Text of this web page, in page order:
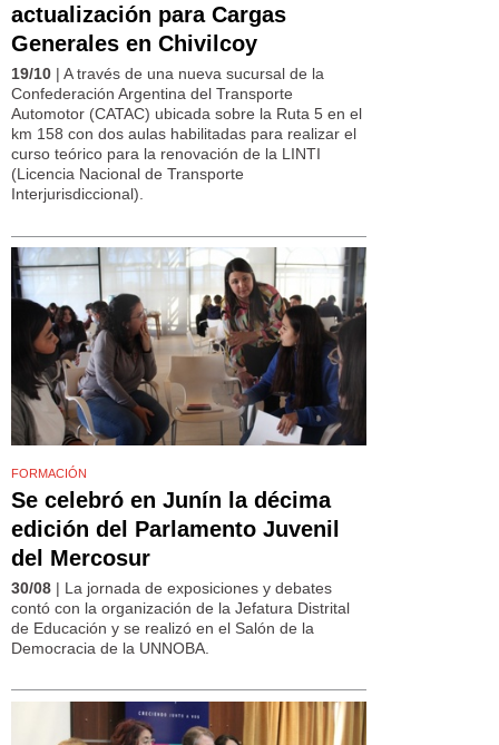
actualización para Cargas
Generales en Chivilcoy
19/10 | A través de una nueva sucursal de la
Confederación Argentina del Transporte
Automotor (CATAC) ubicada sobre la Ruta 5 en el
km 158 con dos aulas habilitadas para realizar el
curso teórico para la renovación de la LINTI
(Licencia Nacional de Transporte
Interjurisdiccional).
FORMACIÓN
Se celebró en Junín la décima
edición del Parlamento Juvenil
del Mercosur
30/08 | La jornada de exposiciones y debates
contó con la organización de la Jefatura Distrital
de Educación y se realizó en el Salón de la
Democracia de la UNNOBA.